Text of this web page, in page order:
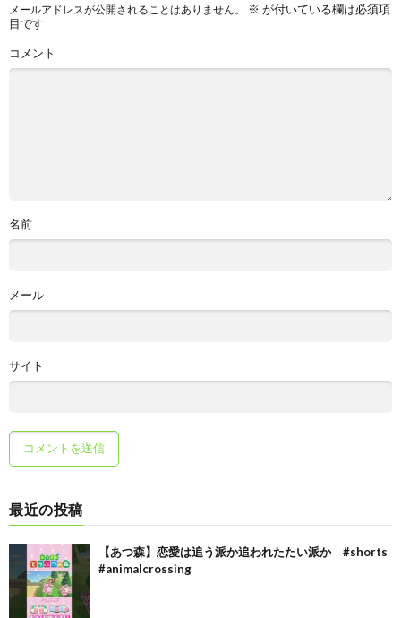
メールアドレスが公開されることはありません。 ※ が付いている欄は必須項
目です
コメント
名前
メール
サイト
最近の投稿
【あつ森】恋愛は追う派か追われたたい派か #shorts
#animalcrossing